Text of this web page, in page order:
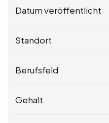
Datum veröffentlicht
Standort
Berufsfeld
Gehalt